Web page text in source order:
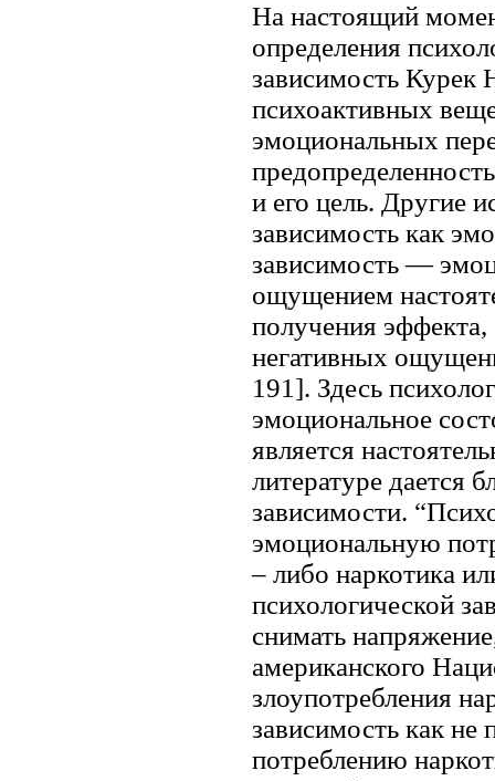
На настоящий
определения
зависимость Курек
психоактивных
эмоциональных
и его цель. Другие
зависимость как
зависимость —
ощущением
получения эффекта,
негативных
191]. Здесь
эмоциональное
является
литературе дается
зависимости.
эмоциональную
– либо наркотика
психологической
снимать
американского
злоупотребления
зависимость как
потреблению